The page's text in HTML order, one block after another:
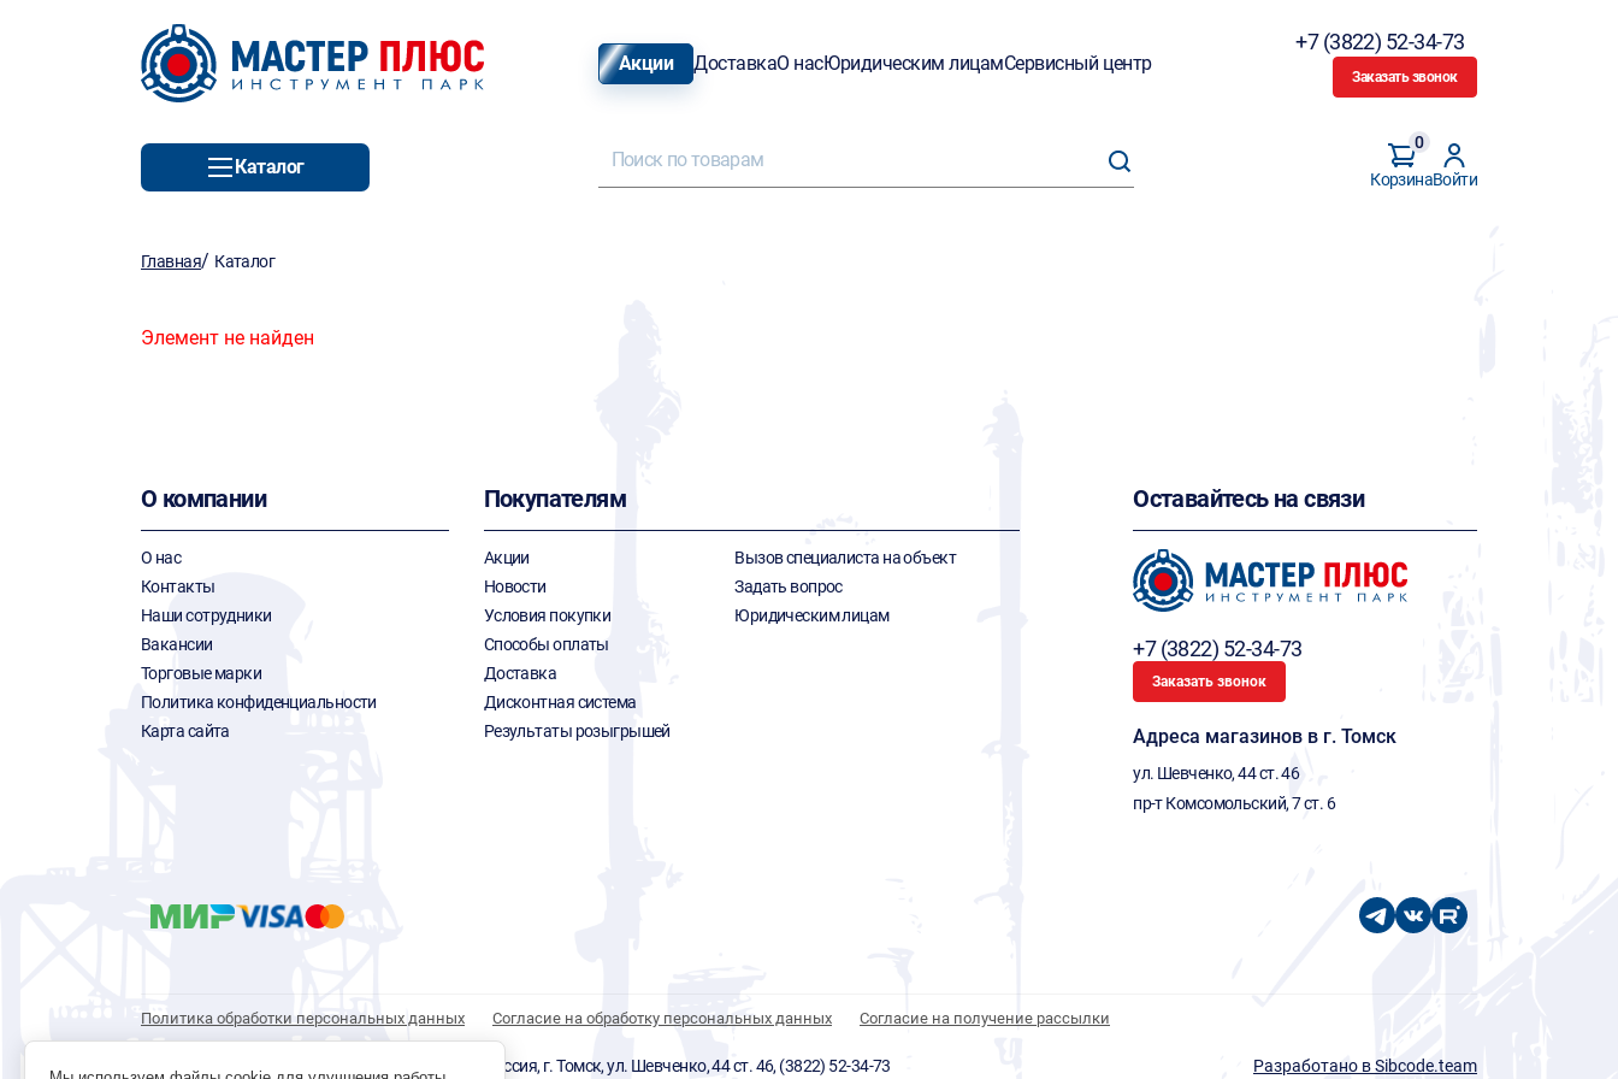
Акции ДоставкаО насЮридическим лицамСервисный центр
+7 (3822) 52-34-73
Заказать звонок
Каталог
Корзина
0
Войти
Главная/ Каталог
Элемент не найден
О компании
О нас
Контакты
Наши сотрудники
Вакансии
Торговые марки
Политика конфиденциальности
Карта сайта
Покупателям
Акции
Новости
Условия покупки
Способы оплаты
Доставка
Дисконтная система
Результаты розыгрышей
Вызов специалиста на объект
Задать вопрос
Юридическим лицам
Оставайтесь на связи
+7 (3822) 52-34-73
Заказать звонок
Адреса магазинов в г. Томск
ул. Шевченко, 44 ст. 46
пр-т Комсомольский, 7 ст. 6
Политика обработки персональных данных Согласие на обработку персональных данных Согласие на получение рассылки
© 1996 - 2026 инструмент парк «Мастер Плюс» Россия, г. Томск, ул. Шевченко, 44 ст. 46, (3822) 52-34-73 Разработано в Sibcode.team